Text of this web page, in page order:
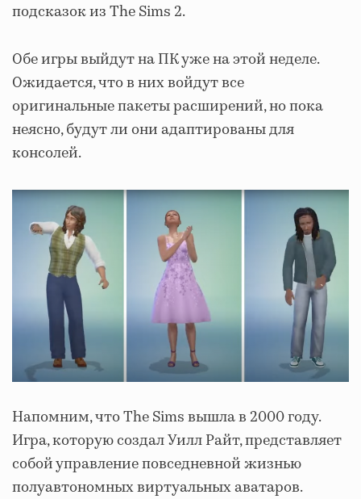
подсказок из The Sims 2.
Обе игры выйдут на ПК уже на этой неделе.
Ожидается, что в них войдут все
оригинальные пакеты расширений, но пока
неясно, будут ли они адаптированы для
консолей.
Напомним, что The Sims вышла в 2000 году.
Игра, которую создал Уилл Райт, представляет
собой управление повседневной жизнью
полуавтономных виртуальных аватаров.